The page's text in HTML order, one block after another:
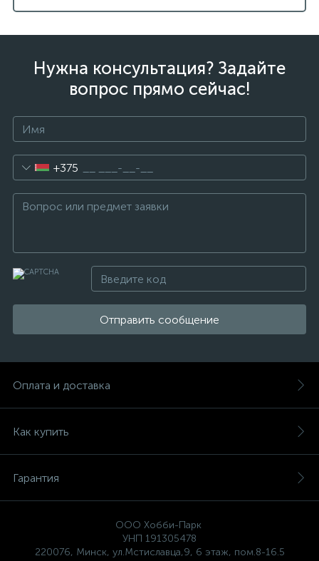
Нужна консультация? Задайте
вопрос прямо сейчас!
+375
Отправить сообщение
Оплата и доставка
Как купить
Гарантия
ООО Хобби-Парк
УНП 191305478
220076, Минск, ул.Мстиславца,9, 6 этаж, пом.8-16.5